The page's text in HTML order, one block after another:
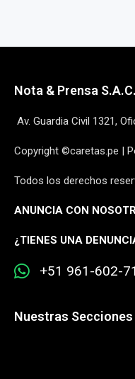
Nota & Prensa S.A.C.
Av. Guardia Civil 1321,
Copyright ©caretas.pe |
Todos los derechos
ANUNCIA CON
¿TIENES UNA
+51 961-602-
Nuestras Secciones